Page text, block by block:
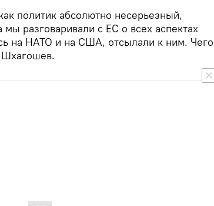
политик абсолютно несерьезный,
разговаривали с ЕС о всех аспектах
на НАТО и на США, отсылали к ним. Чего
Шхагошев.